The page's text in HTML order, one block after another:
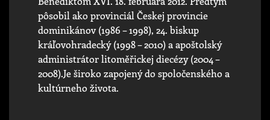
pôsobil ako provinciál Českej provincie
dominikánov (1986 – 1998), 24. biskup
kráľovohradecký (1998 – 2010) a apoštolský
administrátor litoměřickej diecézy (2004 –
2008).Je široko zapojený do spoločenského a
kultúrneho života.